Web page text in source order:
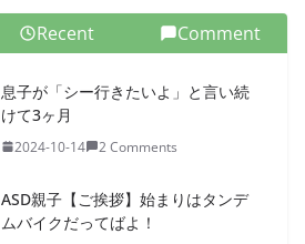
Recent Comment
息子が「シー行きたいよ」と言い続
けて3ヶ月
2024-10-14 2 Comments
ASD親子【ご挨拶】始まりはタンデ
ムバイクだってばよ！